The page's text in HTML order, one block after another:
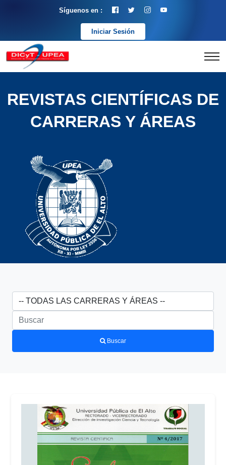
Síguenos en :
Iniciar Sesión
REVISTAS CIENTÍFICAS DE
CARRERAS Y ÁREAS
Buscar